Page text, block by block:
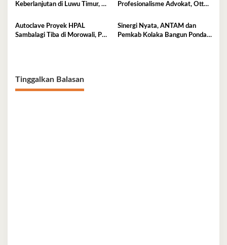
Keberlanjutan di Luwu Timur, PT
Konservasi
Profesionalisme Advokat, Otto
Jaga Integritas
Autoclave Proyek HPAL
Sambalagi Tiba di Morowali, PT
Sinergi Nyata, ANTAM dan
Pemkab Kolaka Bangun Pondasi
Tinggalkan Balasan